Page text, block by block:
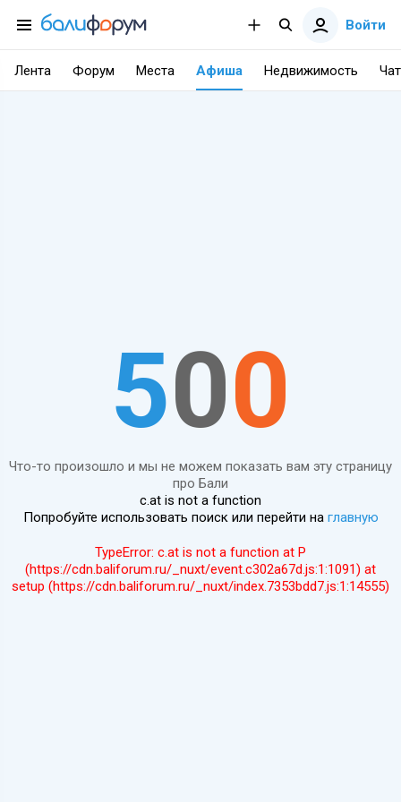
Войти
Лента Форум Места Афиша Недвижимость Чат
500
Что-то произошло и мы не можем показать вам эту страницу
про Бали
c.at is not a function
Попробуйте использовать поиск или перейти на главную
TypeError: c.at is not a function at P
(https://cdn.baliforum.ru/_nuxt/event.c302a67d.js:1:1091) at
setup (https://cdn.baliforum.ru/_nuxt/index.7353bdd7.js:1:14555)